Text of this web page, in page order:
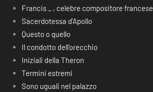
Francis _ , celebre compositore francese
Sacerdotessa d’Apollo
Questo o quello
Il condotto dell’orecchio
Iniziali della Theron
Termini estremi
Sono uguali nel palazzo